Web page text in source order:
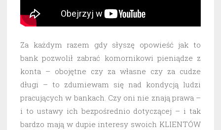
Za każdym razem gdy słyszę opowieść jak to
bank pozwolił zabrać komornikowi pieniądze z
konta – obojętne czy za własne czy za cudze
długi – to zdumiewam się nad kondycją ludzi
pracujących w bankach. Czy oni nie znają prawa –
i to ustawy ich bezpośrednio dotyczącej – i tak
bardzo mają w dupie interesy swoich KLIENTÓW